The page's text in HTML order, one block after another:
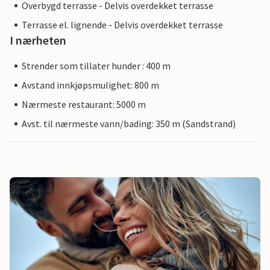
Overbygd terrasse - Delvis overdekket terrasse
Terrasse el. lignende - Delvis overdekket terrasse
I nærheten
Strender som tillater hunder : 400 m
Avstand innkjøpsmulighet: 800 m
Nærmeste restaurant: 5000 m
Avst. til nærmeste vann/bading: 350 m (Sandstrand)